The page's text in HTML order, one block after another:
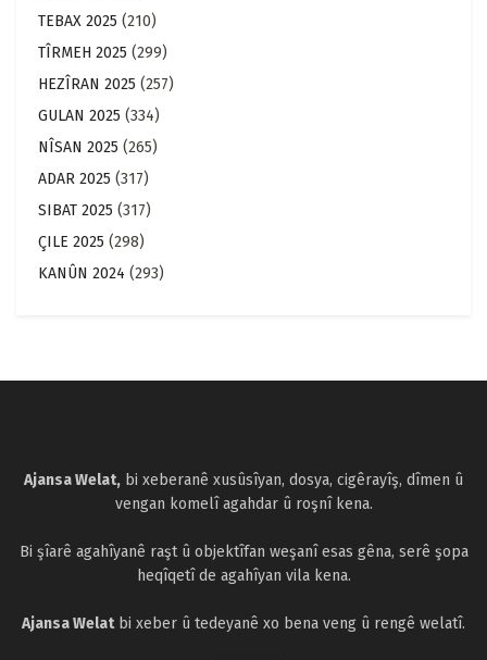
TEBAX 2025 (210)
TÎRMEH 2025 (299)
HEZÎRAN 2025 (257)
GULAN 2025 (334)
NÎSAN 2025 (265)
ADAR 2025 (317)
SIBAT 2025 (317)
ÇILE 2025 (298)
KANÛN 2024 (293)
Ajansa Welat, bi xeberanê xusûsîyan, dosya, cigêrayîş, dîmen û
vengan komelî agahdar û roşnî kena.
Bi şîarê agahîyanê raşt û objektîfan weşanî esas gêna, serê şopa
heqîqetî de agahîyan vila kena.
Ajansa Welatbi xeber û tedeyanê xo bena veng û rengê welatî.